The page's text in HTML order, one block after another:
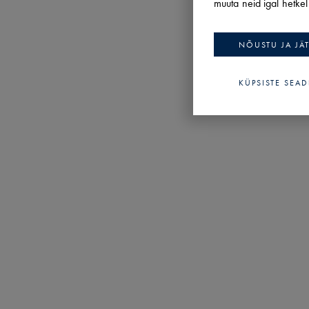
muuta neid igal hetkel
NÕUSTU JA
KÜPSISTE
Merikotka 1
Merikotka 1